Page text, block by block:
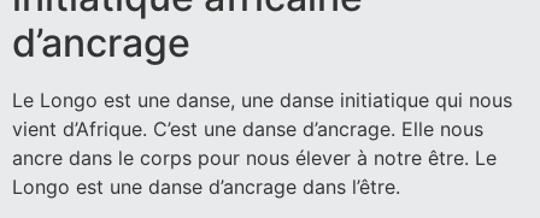
d’ancrage
Le Longo est une danse, une danse initiatique qui nous
vient d’Afrique. C’est une danse d’ancrage. Elle nous
ancre dans le corps pour nous élever à notre être. Le
Longo est une danse d’ancrage dans l’être.